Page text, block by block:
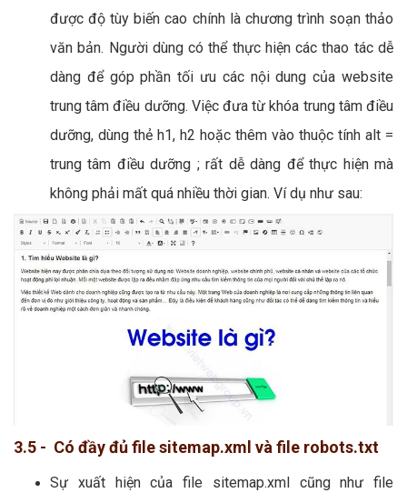
được độ tùy biến cao chính là chương trình soạn thảo
văn bản. Người dùng có thể thực hiện các thao tác dễ
dàng để góp phần tối ưu các nội dung của website
trung tâm điều dưỡng. Việc đưa từ khóa trung tâm điều
dưỡng, dùng thẻ h1, h2 hoặc thêm vào thuộc tính alt =
trung tâm điều dưỡng ; rất dễ dàng để thực hiện mà
không phải mất quá nhiều thời gian. Ví dụ như sau:
3.5 - Có đầy đủ file sitemap.xml và file robots.txt
Sự xuất hiện của file sitemap.xml cũng như file